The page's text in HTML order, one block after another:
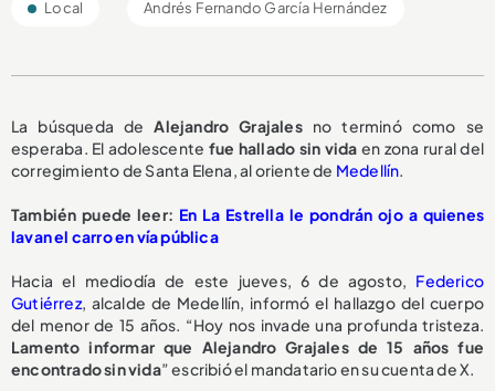
Local Andrés Fernando García Hernández
La búsqueda deAlejandro Grajales no terminó como se
esperaba. El adolescente fue hallado sin vida en zona rural del
corregimiento de Santa Elena, al oriente de Medellín.
También puede leer: En La Estrella le pondrán ojo a quienes
lavan el carro en vía pública
Hacia el mediodía de este jueves, 6 de agosto, Federico
Gutiérrez, alcalde de Medellín, informó el hallazgo del cuerpo
del menor de 15 años. “Hoy nos invade una profunda tristeza.
Lamento informar que Alejandro Grajales de 15 años fue
encontrado sin vida” escribió el mandatario en su cuenta de X.